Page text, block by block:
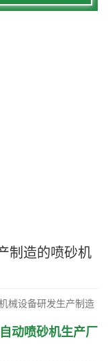
制造的喷砂机
械设备研发生产制造
动喷砂机生产厂